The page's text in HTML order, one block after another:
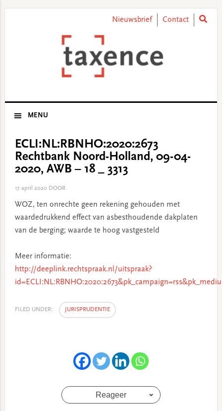
Nieuwsbrief Contact
MENU
ECLI:NL:RBNHO:2020:2673
Rechtbank Noord-Holland, 09-04-
2020, AWB – 18 _ 3313
17 april 2020 DOOR
WOZ, ten onrechte geen rekening gehouden met
waardedrukkend effect van asbesthoudende dakplaten
van de berging; waarde te hoog vastgesteld
Meer informatie:
http://deeplink.rechtspraak.nl/uitspraak?
FILED UNDER: JURISPRUDENTIE
Reageer